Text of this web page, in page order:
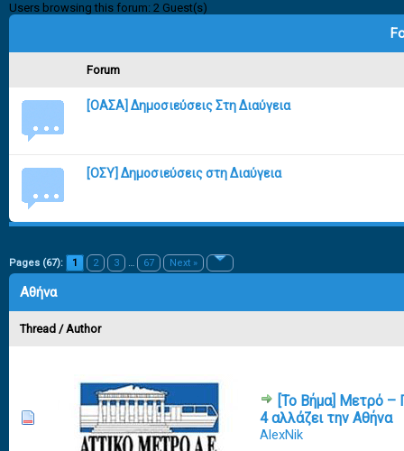
Users browsing this forum: 2 Guest(s)
Forum
[ΟΑΣΑ] Δημοσιεύσεις Στη Διαύγεια
[ΟΣΥ] Δημοσιεύσεις στη Διαύγεια
Pages (67): 1 2 3 … 67 Next »
Αθήνα
Thread /Author
[Το Βήμα] Μετρό –
4 αλλάζει την Αθήνα
AlexNik
0 Vote(s) - 0 out of 5 in Average
123